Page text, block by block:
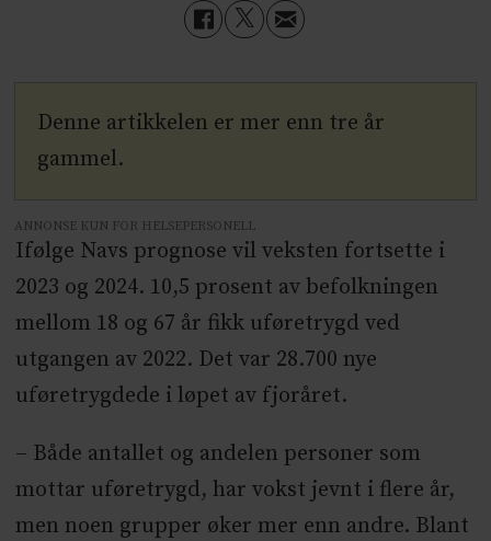
Denne artikkelen er mer enn tre år
gammel.
ANNONSE KUN FOR HELSEPERSONELL
Ifølge Navs prognose vil veksten fortsette i
2023 og 2024. 10,5 prosent av befolkningen
mellom 18 og 67 år fikk uføretrygd ved
utgangen av 2022. Det var 28.700 nye
uføretrygdede i løpet av fjoråret.
– Både antallet og andelen personer som
mottar uføretrygd, har vokst jevnt i flere år,
men noen grupper øker mer enn andre. Blant